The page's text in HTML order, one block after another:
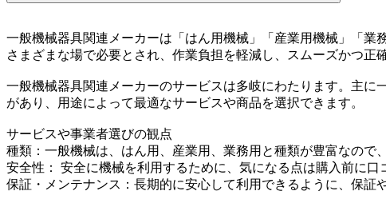
一般機械器具関連メーカーは「はん用機械」「産業用機械」「
さまざまな場で必要とされ、作業負担を軽減し、スムーズかつ正
一般機械器具関連メーカーのサービスは多岐にわたります。主
があり、用途によって最適なサービスや商品を選択できます。
サービスや事業者選びの観点
種類：一般機械は、はん用、産業用、業務用と種類が豊富なので
安全性： 安全に機械を利用するために、気になる点は購入前に
保証・メンテナンス：長期的に安心して利用できるように、保証